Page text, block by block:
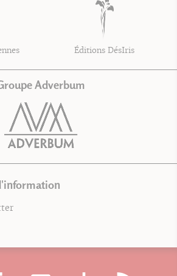
Éditions DésIris
Adverbum